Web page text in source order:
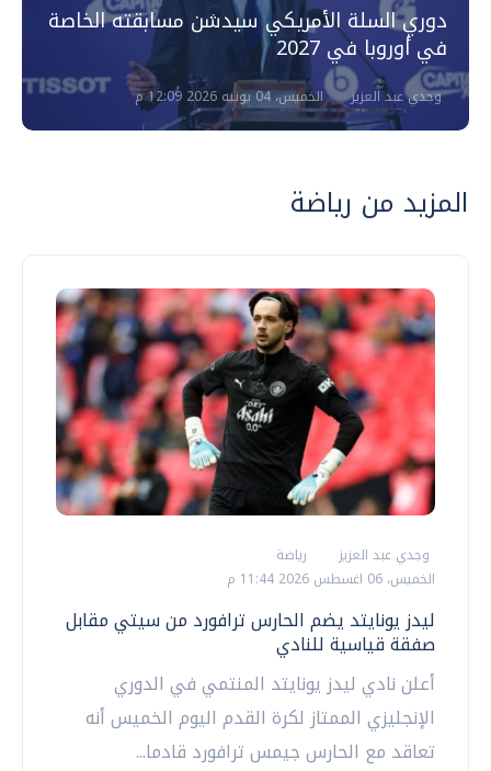
دوري السلة الأمريكي سيدشن مسابقته الخاصة
في أوروبا في 2027
وجدي عبد العزيز الخميس، 04 يونيه 2026 12:09 م
المزيد من رياضة
وجدي عبد العزيز
رياضة
الخميس، 06 اغسطس 2026 11:44 م
ليدز يونايتد يضم الحارس ترافورد من سيتي مقابل
صفقة قياسية للنادي
أعلن نادي ليدز يونايتد المنتمي في الدوري
الإنجليزي الممتاز لكرة القدم اليوم الخميس أنه
تعاقد مع الحارس جيمس ترافورد قادما...